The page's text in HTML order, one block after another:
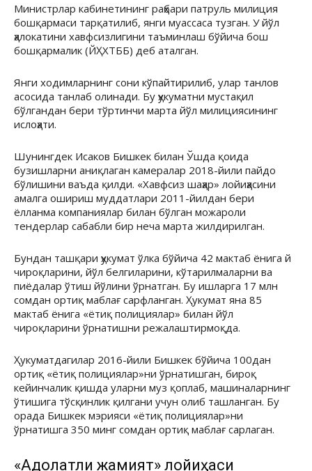
Министрлар кабинетининг раҳбари патруль милиция
бошқармаси тарқатилиб, янги муассаса тузган. У йўл
ҳалокатини хавфсизлигини таъминлаш бўйича бош
бошқармалик (ЙҲХТББ) деб аталган.
Янги ходимларнинг сони кўпайтирилиб, улар танлов
асосида танлаб олинади. Бу ҳукуматни мустақил
бўлгандан бери тўртинчи марта йўл милициясининг
ислоҳати.
Шунингдек Исаков Бишкек билан Ўшда қоида
бузишларни аниқлаган камералар 2018-йили пайдо
бўлишини ваъда қилди. «Хавфсиз шаҳар» лойиҳасини
амалга ошириш муддатлари 2011-йилдан бери
ёлланма компаниялар билан бўлган можароли
тендерлар сабабли бир неча марта жилдирилган.
Бундан ташқари ҳукумат ўлка бўйича 42 мактаб ёнига й
чироқларини, йўл белгиларини, кўтарилмаларни ва
пиёдалар ўтиш йўлини ўрнатган. Бу ишларга 17 млн
сомдан ортиқ маблағ сарфланган. Ҳукумат яна 85
мактаб ёнига «ётиқ полициялар» билан йўл
чироқларини ўрнатишни режалаштирмоқда.
Ҳукуматдагилар 2016-йили Бишкек бўйича 100дан
ортиқ «ётиқ полициялар»ни ўрнатишган, бироқ
кейинчалик қишда уларни муз қоплаб, машиналарнинг
ўтишига тўсқинлик қилгани учун олиб ташланган. Бу
орада Бишкек мэрияси «ётиқ полициялар»ни
ўрнатишга 350 минг сомдан ортиқ маблағ сарлаган.
«Адолатли жамият» лойиҳаси